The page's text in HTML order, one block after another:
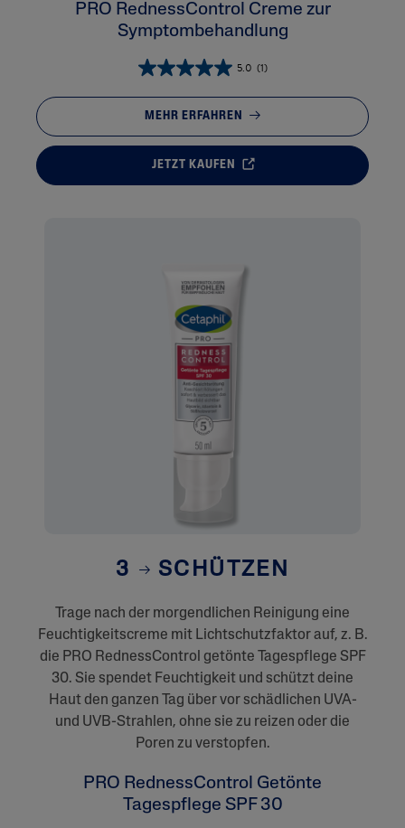
PRO RednessControl Creme zur
Symptombehandlung
5.0 (1)
MEHR ERFAHREN
JETZT KAUFEN
3 SCHÜTZEN
Trage nach der morgendlichen Reinigung eine
Feuchtigkeitscreme mit Lichtschutzfaktor auf, z. B.
die PRO RednessControl getönte Tagespflege SPF
30. Sie spendet Feuchtigkeit und schützt deine
Haut den ganzen Tag über vor schädlichen UVA-
und UVB-Strahlen, ohne sie zu reizen oder die
Poren zu verstopfen.
PRO RednessControl Getönte
Tagespflege SPF 30